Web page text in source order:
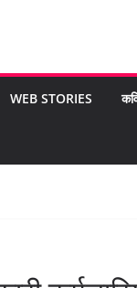
WEB STORIES